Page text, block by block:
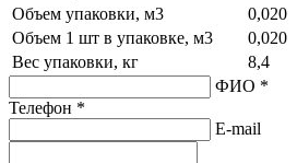
Объем упаковки, м3
0,020
Объем 1 шт в упаковке, м3
0,020
Вес упаковки, кг
8,4
ФИО *
Телефон *
E-mail